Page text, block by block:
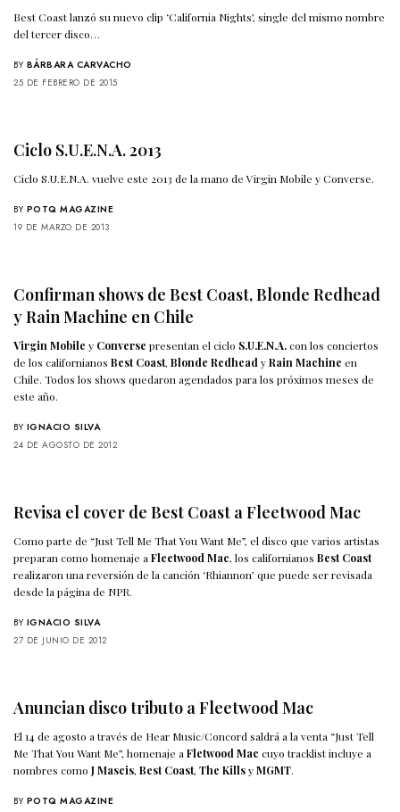
Best Coast lanzó su nuevo clip ‘California Nights’, single del mismo nombre
del tercer disco…
BY BÁRBARA CARVACHO
25 DE FEBRERO DE 2015
Ciclo S.U.E.N.A. 2013
Ciclo S.U.E.N.A. vuelve este 2013 de la mano de Virgin Mobile y Converse.
BY POTQ MAGAZINE
19 DE MARZO DE 2013
Confirman shows de Best Coast, Blonde Redhead
y Rain Machine en Chile
Virgin Mobile y Converse presentan el ciclo S.U.E.N.A.con los conciertos
de los californianosBest Coast,Blonde Redhead yRain Machine en
Chile. Todos los shows quedaron agendados para los próximos meses de
este año.
BY IGNACIO SILVA
24 DE AGOSTO DE 2012
Revisa el cover de Best Coast a Fleetwood Mac
Como parte de “Just Tell Me That You Want Me”, el disco que varios artistas
preparan como homenaje aFleetwood Mac, los californianosBest Coast
realizaron una reversión de la canción ‘Rhiannon’ que puede ser revisada
desde la página de NPR.
BY IGNACIO SILVA
27 DE JUNIO DE 2012
Anuncian disco tributo a Fleetwood Mac
El 14 de agosto a través de Hear Music/Concord saldrá a la venta “Just Tell
Me That You Want Me”, homenaje aFletwood Mac cuyo tracklist incluye a
nombres comoJ Mascis,Best Coast,The KillsyMGMT.
BY POTQ MAGAZINE